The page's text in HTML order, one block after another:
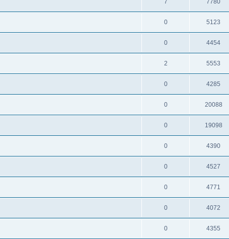
7 7780
0 5123
0 4454
2 5553
0 4285
0 20088
0 19098
0 4390
0 4527
0 4771
0 4072
0 4355